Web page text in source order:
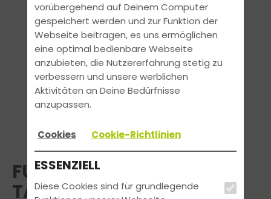
FUN LEARN "THEORIE IN 7
TAGEN"
vorübergehend auf Deinem Computer
gespeichert werden und zur Funktion der
Webseite beitragen, es uns ermöglichen
eine optimal bedienbare Webseite
anzubieten, die Nutzererfahrung stetig zu
verbessern und unsere werblichen
Aktivitäten an Deine Bedürfnisse
anzupassen.
Cookies Cookie-Richtlinien
ESSENZIELL
Diese Cookies sind für grundlegende